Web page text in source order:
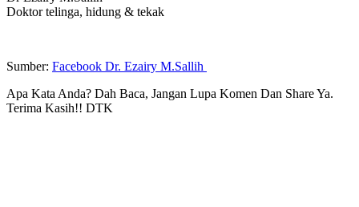
Doktor telinga, hidung & tekak
Sumber: Facebook Dr. Ezairy M.Sallih
Apa Kata Anda? Dah Baca, Jangan Lupa Komen Dan Share Ya.
Terima Kasih!! DTK